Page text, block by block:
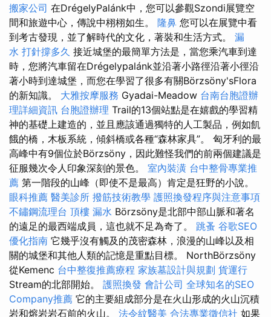
搬家公司 在DrégelyPalánk中，您可以參觀Szondi展覽空
間和旅遊中心，傳說中栩栩如生。 隆鼻 您可以在展覽中看
到考古發現，並了解時代的文化，著裝和生活方式。 漏
水 打針撐多久 接近城堡的最簡單方法是，當您乘汽車到達
時，您將汽車留在Drégelypalánk並沿著小路徑沿著小徑沿
著小時到達城堡，而您在學習了很多有關Börzsöny'sFlora
的新知識。 大雅按摩服務 Gyadai-Meadow 台南台胞證辦
理詳細資訊 台胞證辦理 Trail的13個站點是在嬉戲的學習精
神的基礎上建造的，並且應該通過獨特的人工製品，例如飢
餓的橋，木板系統，傾斜橋或各種“森林家具”。 匈牙利的最
高峰中有9個位於Börzsöny，因此難怪我們的前兩個建議是
征服幾次令人印象深刻的景色。 室內裝潢 台中整骨專業推
薦 第一階段的山峰（即使不是最高）肯定是狂野的小說。
眼科推薦 醫美診所 撥筋技術教學 護照換發程序與注意事項
不鏽鋼流理台 頂樓 漏水 Börzsöny是北部中部山脈和著名
的遠足的最西端成員，這也就不足為奇了。 跳蚤 谷歌SEO
優化指南 它幾乎沒有觸及的茂密森林，浪漫的山峰以及相
關的城堡和其他人類的記憶是重點目標。 NorthBörzsöny
從Kemenc 台中整復推薦療程 家族墓設計與規劃 貨運行
Stream的北部開始。 護照換發 會計公司 全球知名的SEO
Company推薦 它的主要組成部分是在火山形成的火山沉積
岩和熔岩岩石前的火山。 法令紋醫美 合法專業徵信社 如果